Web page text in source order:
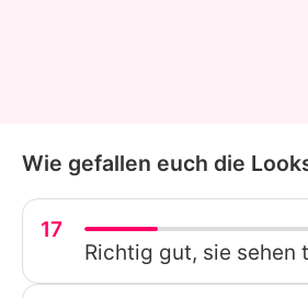
Wie gefallen euch die
17
Richtig gut, sie sehen